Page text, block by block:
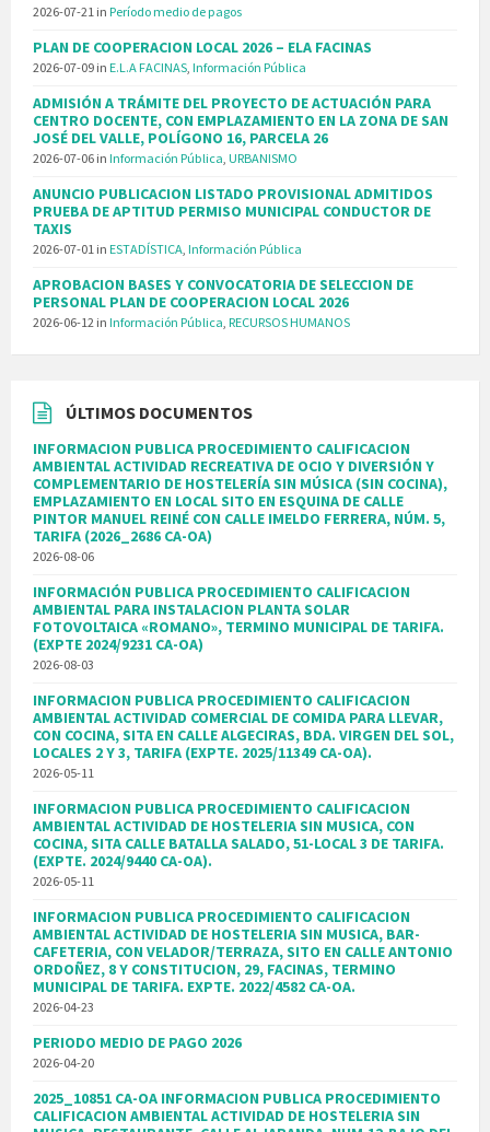
2026-07-21 in Período medio de pagos
PLAN DE COOPERACION LOCAL 2026 – ELA FACINAS
2026-07-09 in E.L.A FACINAS, Información Pública
ADMISIÓN A TRÁMITE DEL PROYECTO DE ACTUACIÓN PARA
CENTRO DOCENTE, CON EMPLAZAMIENTO EN LA ZONA DE SAN
JOSÉ DEL VALLE, POLÍGONO 16, PARCELA 26
2026-07-06 in Información Pública, URBANISMO
ANUNCIO PUBLICACION LISTADO PROVISIONAL ADMITIDOS
PRUEBA DE APTITUD PERMISO MUNICIPAL CONDUCTOR DE
TAXIS
2026-07-01 in ESTADÍSTICA, Información Pública
APROBACION BASES Y CONVOCATORIA DE SELECCION DE
PERSONAL PLAN DE COOPERACION LOCAL 2026
2026-06-12 in Información Pública, RECURSOS HUMANOS
ÚLTIMOS DOCUMENTOS
INFORMACION PUBLICA PROCEDIMIENTO CALIFICACION
AMBIENTAL ACTIVIDAD RECREATIVA DE OCIO Y DIVERSIÓN Y
COMPLEMENTARIO DE HOSTELERÍA SIN MÚSICA (SIN COCINA),
EMPLAZAMIENTO EN LOCAL SITO EN ESQUINA DE CALLE
PINTOR MANUEL REINÉ CON CALLE IMELDO FERRERA, NÚM. 5,
TARIFA (2026_2686 CA-OA)
2026-08-06
INFORMACIÓN PUBLICA PROCEDIMIENTO CALIFICACION
AMBIENTAL PARA INSTALACION PLANTA SOLAR
FOTOVOLTAICA «ROMANO», TERMINO MUNICIPAL DE TARIFA.
(EXPTE 2024/9231 CA-OA)
2026-08-03
INFORMACION PUBLICA PROCEDIMIENTO CALIFICACION
AMBIENTAL ACTIVIDAD COMERCIAL DE COMIDA PARA LLEVAR,
CON COCINA, SITA EN CALLE ALGECIRAS, BDA. VIRGEN DEL SOL,
LOCALES 2 Y 3, TARIFA (EXPTE. 2025/11349 CA-OA).
2026-05-11
INFORMACION PUBLICA PROCEDIMIENTO CALIFICACION
AMBIENTAL ACTIVIDAD DE HOSTELERIA SIN MUSICA, CON
COCINA, SITA CALLE BATALLA SALADO, 51-LOCAL 3 DE TARIFA.
(EXPTE. 2024/9440 CA-OA).
2026-05-11
INFORMACION PUBLICA PROCEDIMIENTO CALIFICACION
AMBIENTAL ACTIVIDAD DE HOSTELERIA SIN MUSICA, BAR-
CAFETERIA, CON VELADOR/TERRAZA, SITO EN CALLE ANTONIO
ORDOÑEZ, 8 Y CONSTITUCION, 29, FACINAS, TERMINO
MUNICIPAL DE TARIFA. EXPTE. 2022/4582 CA-OA.
2026-04-23
PERIODO MEDIO DE PAGO 2026
2026-04-20
2025_10851 CA-OA INFORMACION PUBLICA PROCEDIMIENTO
CALIFICACION AMBIENTAL ACTIVIDAD DE HOSTELERIA SIN